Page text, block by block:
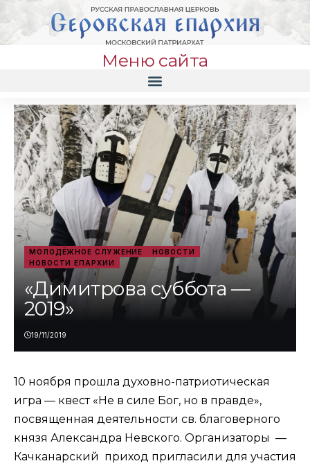
Меню сайта
МОЛОДЁЖНОЕ СЛУЖЕНИЕ
НОВОСТИ
НОВОСТИ ЕПАРХИИ
«Димитрова суббота —
2019»
19/11/2019
10 ноября прошла духовно-патриотическая
игра — квест «Не в силе Бог, но в правде»,
посвященная деятельности св. благоверного
князя Александра Невского. Организаторы —
Качканарский приход пригласили для участия